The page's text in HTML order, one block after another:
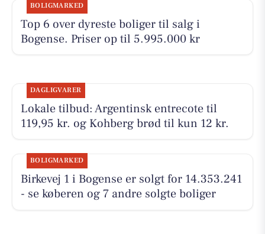
BOLIGMARKED
Top 6 over dyreste boliger til salg i
Bogense. Priser op til 5.995.000 kr
DAGLIGVARER
Lokale tilbud: Argentinsk entrecote til
119,95 kr. og Kohberg brød til kun 12 kr.
BOLIGMARKED
Birkevej 1 i Bogense er solgt for 14.353.241
- se køberen og 7 andre solgte boliger